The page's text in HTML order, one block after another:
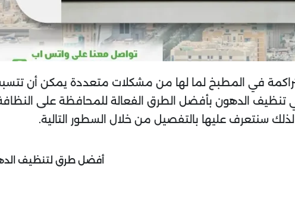
في المطبخ لما لها من مشكلات متعددة يمكن أن
في تنظيف الدهون بأفضل الطرق الفعالة للمحافظة على
سنتعرف عليها بالتفصيل من خلال السطور التالية.
أفضل طرق لتنظيف